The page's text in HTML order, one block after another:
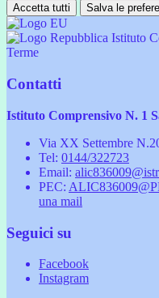
Accetta tutti Salva le
Istituto
Terme
Contatti
Istituto Comprensivo N. 1
Via XX Settembre
Tel: 0144/322723
Email:
PEC:
una mail
Seguici su
Facebook
Instagram